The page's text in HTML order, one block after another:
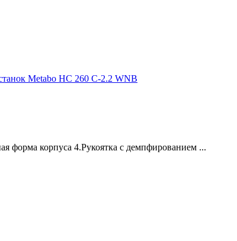
Metabo HC 260 C-2.2 WNB
форма корпуса 4.Рукоятка с демпфированием ...